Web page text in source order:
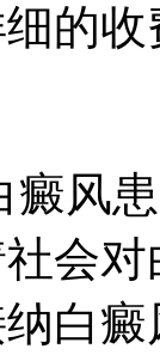
的
癜风
会
白